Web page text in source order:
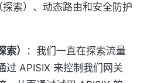
索）、动态路由和安全防护
）
：我们一直在探索流量
过 APISIX 来控制我们网关